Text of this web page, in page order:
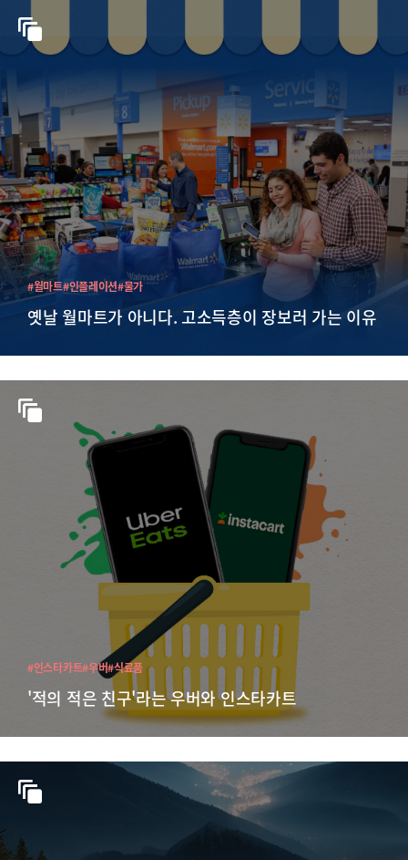
옛날 월마트가 아니다. 고소득층이 장보러 가는 이유
#월마트#인플레이션#물가
'적의 적은 친구'라는 우버와 인스타카트
#인스타카트#우버#식료품